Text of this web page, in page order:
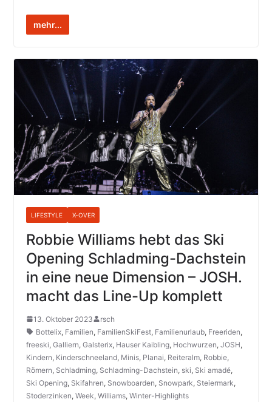
mehr...
LIFESTYLE X-OVER
Robbie Williams hebt das Ski
Opening Schladming-Dachstein
in eine neue Dimension – JOSH.
macht das Line-Up komplett
13. Oktober 2023
rsch
Bottelix, Familien, FamilienSkiFest, Familienurlaub, Freeriden,
freeski, Galliern, Galsterix, Hauser Kaibling, Hochwurzen, JOSH,
Kindern, Kinderschneeland, Minis, Planai, Reiteralm, Robbie,
Römern, Schladming, Schladming-Dachstein, ski, Ski amadé,
Ski Opening, Skifahren, Snowboarden, Snowpark, Steiermark,
Stoderzinken, Week, Williams, Winter-Highlights